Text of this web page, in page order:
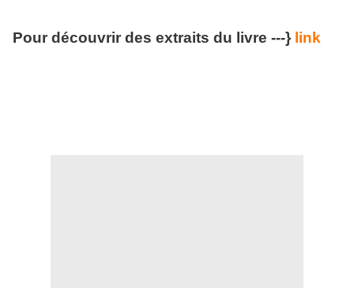
Pour découvrir des extraits du livre ---} link